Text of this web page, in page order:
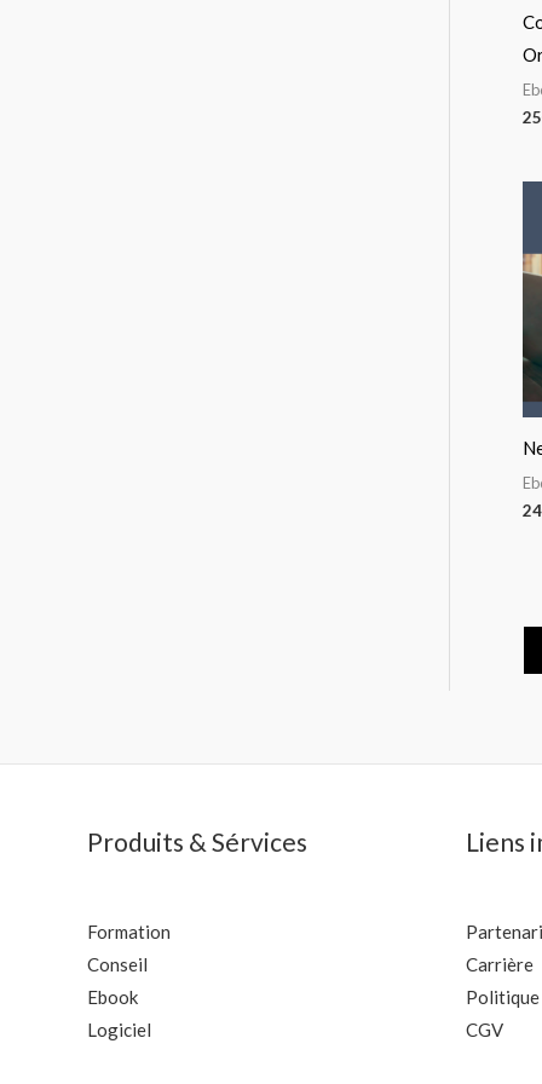
25
24
Produits & Sérvices
Formation
Conseil
Ebook
Logiciel
Liens
Carrière
CGV